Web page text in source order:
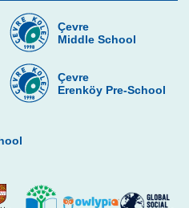
Tuğsuz Sınıfı
Tan Şeftalioğlu
Sınıfı
ve Beyza Gündoğan
Demir Sınıfı
Öner Sınıfı
Çevre
Middle School
Çevre
Erenköy Pre-School